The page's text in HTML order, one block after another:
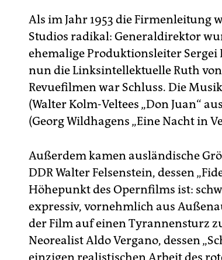
Als im Jahr 1953 die Firmenleitung
Studios radikal: Generaldirektor
ehemalige Produktionsleiter
nun die Linksintellektuelle Ruth
Revuefilmen war Schluss. Die
(Walter Kolm-Veltees „Don Juan“
(Georg Wildhagens „Eine Nacht in
Außerdem kamen ausländische
DDR Walter Felsenstein, dessen
Höhepunkt des Opernfilms ist:
expressiv, vornehmlich aus
der Film auf einen Tyrannensturz
Neorealist Aldo Vergano, dessen
einzigen realistischen Arbeit des